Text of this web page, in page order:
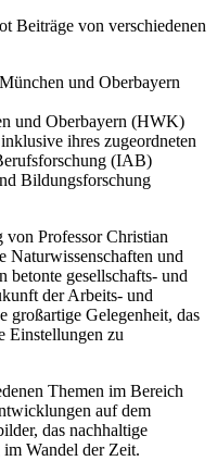
Beiträge von verschiedenen
und Oberbayern
und Oberbayern (HWK)
ihres zugeordneten
(IAB)
Bildungsforschung
Professor Christian
Naturwissenschaften und
gesellschafts- und
der Arbeits- und
großartige Gelegenheit, das
Einstellungen zu
Themen im Bereich
auf dem
das nachhaltige
Wandel der Zeit.